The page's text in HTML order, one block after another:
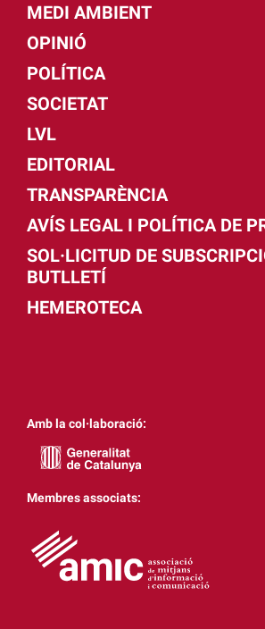
MEDI AMBIENT
OPINIÓ
POLÍTICA
SOCIETAT
LVL
EDITORIAL
TRANSPARÈNCIA
AVÍS LEGAL I POLÍTICA DE
SOL·LICITUD DE
BUTLLETÍ
HEMEROTECA
Amb la col·laboració:
Membres associats: